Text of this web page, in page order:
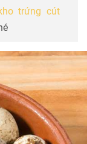
trứng cút